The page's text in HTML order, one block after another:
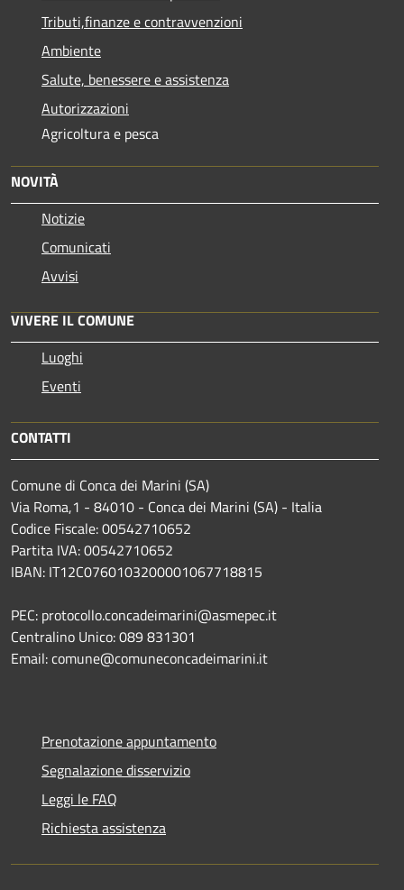
Tributi,finanze e contravvenzioni
Ambiente
Salute, benessere e assistenza
Autorizzazioni
Agricoltura e pesca
NOVITÀ
Notizie
Comunicati
Avvisi
VIVERE IL COMUNE
Luoghi
Eventi
CONTATTI
Comune di Conca dei Marini (SA)
Via Roma,1 - 84010 - Conca dei Marini (SA) - Italia
Codice Fiscale: 00542710652
Partita IVA: 00542710652
IBAN: IT12C0760103200001067718815
PEC: protocollo.concadeimarini@asmepec.it
Centralino Unico: 089 831301
Email: comune@comuneconcadeimarini.it
Prenotazione appuntamento
Segnalazione disservizio
Leggi le FAQ
Richiesta assistenza